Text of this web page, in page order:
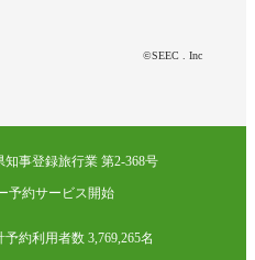
©SEEC . Inc
事登録旅行業 第2-368号
予約サービス開始
予約利用者数 3,769,265名